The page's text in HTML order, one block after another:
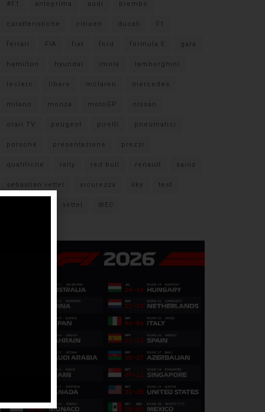
#F1 anteprima audi brembo
caratteristiche citroen ducati F1
ferrari FIA fiat ford formula E gara
hamilton hyundai imola lamborghini
leclerc libere mclaren mercedes
milano monza motoGP nissan
orari TV peugeot pirelli pneumatici
porsche presentazione prezzi
qualifiche rally red bull renault sainz
sebastian vettel sicurezza sky test
vettel WEC